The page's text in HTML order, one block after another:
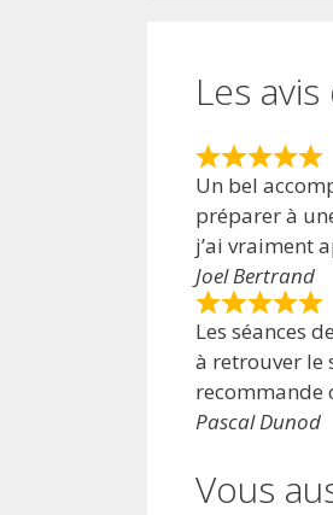
Les
Un bel
préparer à
j’ai vraiment
Joel Bertrand
Les séances
à retrouver le
recommande
Pascal Dunod
Vous